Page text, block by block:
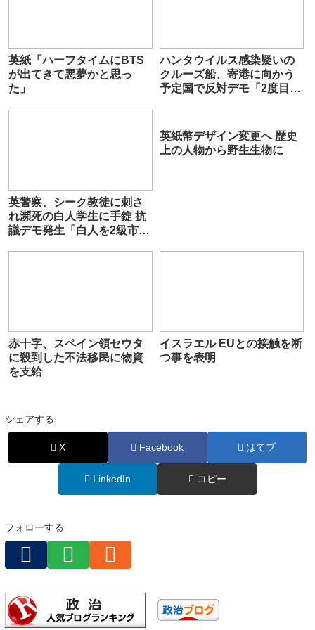
英紙「ハーフタイムにBTS
が出てきて悪夢かと思っ
た」
ハンタウイルス感染疑いの
クルーズ船、寄港に向かう
予定国で反対デモ「2度目の
英警察、シーク教徒に刺さ
れ瀕死の白人学生に手錠 抗
議デモ発生「白人を2級市民
英紙幣デザイン変更へ 歴史
上の人物から野生生物に
赤十字、スペイン領セウタ
に殺到した不法移民に物資
を支給
イスラエル EUとの接触を断
つ事を表明
シェアする
X Facebook はてブ
LinkedIn コピー
フォローする